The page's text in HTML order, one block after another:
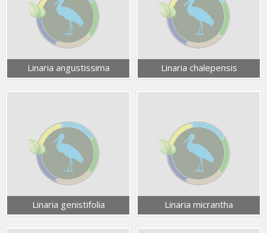
Linaria angustissima Linaria chalepensis
Linaria genistifolia Linaria micrantha